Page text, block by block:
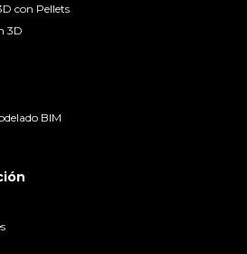
con Pellets
3D
BIM